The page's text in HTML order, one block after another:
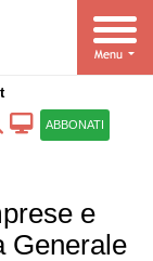
ABBONATI
e
Generale